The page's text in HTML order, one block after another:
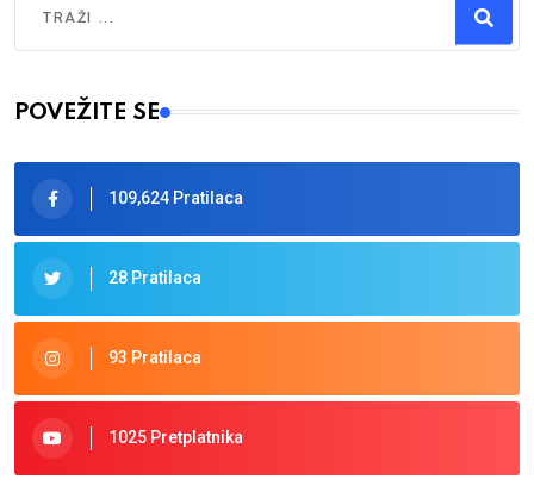
Type 2 or more characters for results.
POVEŽITE SE
109,624 Pratilaca
28 Pratilaca
93 Pratilaca
1025 Pretplatnika